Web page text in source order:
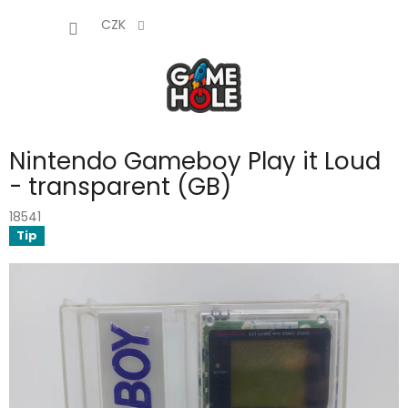
CZK
Nintendo Gameboy Play it Loud
- transparent (GB)
18541
Tip